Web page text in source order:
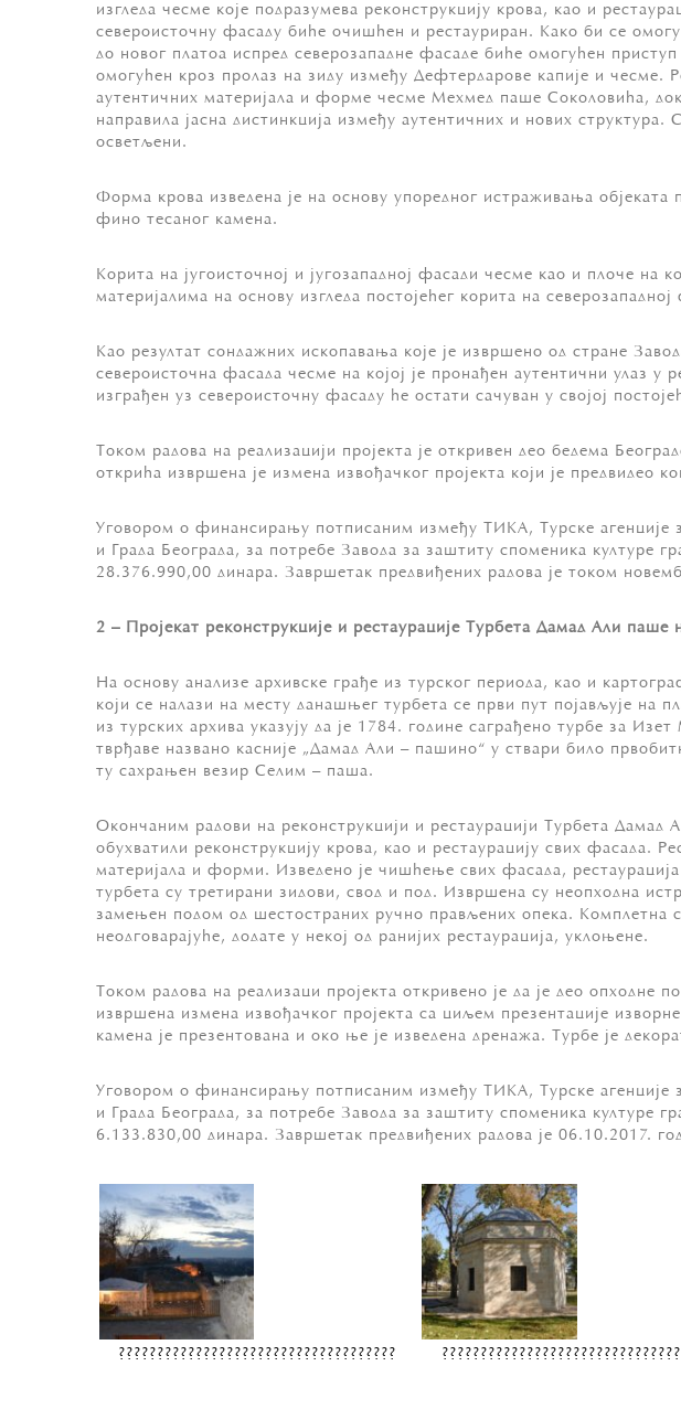
изгледа чесме које подразумева реконструкцију крова, као и
североисточну фасаду биће очишћен и рестауриран. Како би се
до новог платоа испред северозападне фасаде биће омогућен
омогућен кроз пролаз на зиду између Дефтердарове капије и чесме.
аутентичних материјала и форме чесме Мехмед паше Соколовића,
направила јасна дистинкција између аутентичних и нових
осветљени.
Форма крова изведена је на основу упоредног истраживања
фино тесаног камена.
Корита на југоисточној и југозападној фасади чесме као и плоче
материјалима на основу изгледа постојећег корита на северозападној
Као резултат сондажних ископавања које је извршено од стране
североисточна фасада чесме на којој је пронађен аутентични улаз у
изграђен уз североисточну фасаду ће остати сачуван у својој
Током радова на реализацији пројекта је откривен део бедема
открића извршена је измена извођачког пројекта који је предвидео
Уговором о финансирању потписаним између ТИКА, Турске агенције
и Града Београда, за потребе Завода за заштиту споменика културе
28.376.990,00 динара. Завршетак предвиђених радова је током
2 – Пројекат реконструкције и рестаурације Турбета Дамад Али паше
На основу анализе архивске грађе из турског периода, као и
који се налази на месту данашњег турбета се први пут појављује на
из турских архива указују да је 1784. године саграђено турбе за
тврђаве названо касније „Дамад Али – пашино“ у ствари било
ту сахрањен везир Селим – паша.
Окончаним радови на реконструкцији и рестаурацији Турбета Дамад
обухватили реконструкцију крова, као и рестаурацију свих фасада.
материјала и форми. Изведено је чишћење свих фасада,
турбета су третирани зидови, свод и под. Извршена су неопходна
замењен подом од шестостраних ручно прављених опека. Комплетна
неодговарајуће, додате у некој од ранијих рестаурација, уклоњене.
Током радова на реализаци пројекта откривено је да је део
извршена измена извођачког пројекта са циљем презентације
камена је презентована и око ње је изведена дренажа. Турбе је
Уговором о финансирању потписаним између ТИКА, Турске агенције
и Града Београда, за потребе Завода за заштиту споменика културе
6.133.830,00 динара. Завршетак предвиђених радова је 06.10.2017.
????????????????????????????????????